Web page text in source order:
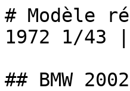
# Modèle
1972 1/43
## BMW